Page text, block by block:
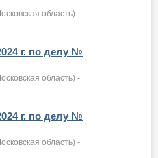
область) -
г. по делу №
область) -
г. по делу №
область) -